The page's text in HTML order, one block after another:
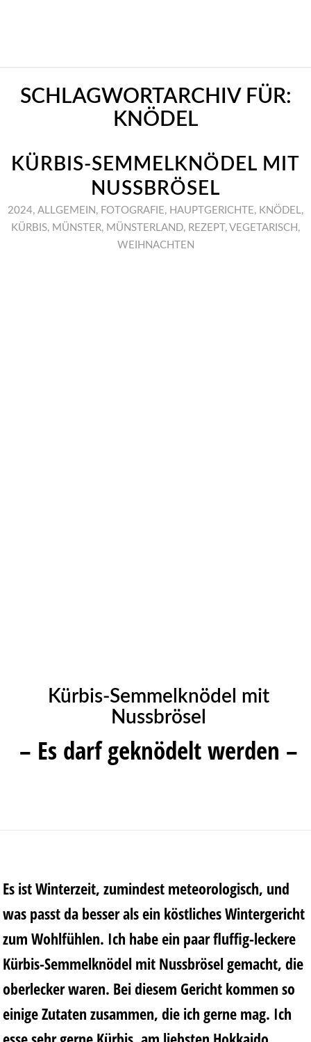
SCHLAGWORTARCHIV FÜR:
KNÖDEL
KÜRBIS-SEMMELKNÖDEL MIT
NUSSBRÖSEL
2024, ALLGEMEIN , FOTOGRAFIE, HAUPTGERICHTE, KNÖDEL,
KÜRBIS, MÜNSTER, MÜNSTERLAND, REZEPT , VEGETARISCH ,
WEIHNACHTEN
Kürbis-Semmelknödel mit
Nussbrösel
– Es darf geknödelt werden –
Es ist Winterzeit, zumindest meteorologisch, und
was passt da besser als ein köstliches Wintergericht
zum Wohlfühlen. Ich habe ein paar fluffig-leckere
Kürbis-Semmelknödel mit Nussbrösel gemacht, die
oberlecker waren. Bei diesem Gericht kommen so
einige Zutaten zusammen, die ich gerne mag. Ich